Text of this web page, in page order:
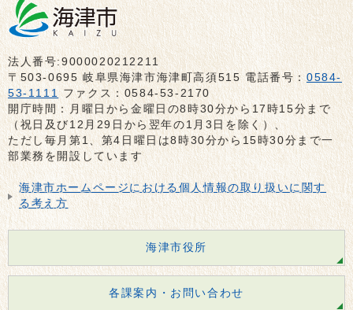
法人番号:9000020212211
〒503-0695 岐阜県海津市海津町高須515 電話番号：0584-
53-1111 ファクス：0584-53-2170
開庁時間：月曜日から金曜日の8時30分から17時15分まで
（祝日及び12月29日から翌年の1月3日を除く）、
ただし毎月第1、第4日曜日は8時30分から15時30分まで一
部業務を開設しています
海津市ホームページにおける個人情報の取り扱いに関す
る考え方
海津市役所
各課案内・お問い合わせ